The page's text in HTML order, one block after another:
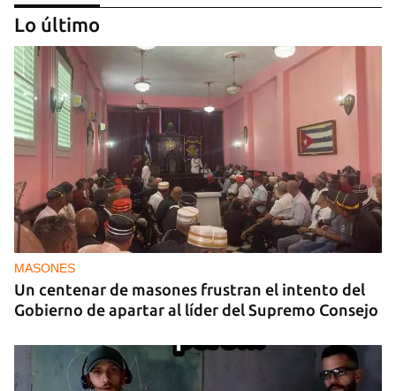
Exposiciones de artistas cubanos en Madrid
Lo último
MASONES
Un centenar de masones frustran el intento del
Gobierno de apartar al líder del Supremo Consejo